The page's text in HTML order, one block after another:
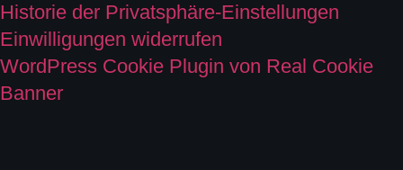
Historie der Privatsphäre-Einstellungen
Einwilligungen widerrufen
WordPress Cookie Plugin von Real Cookie
Banner